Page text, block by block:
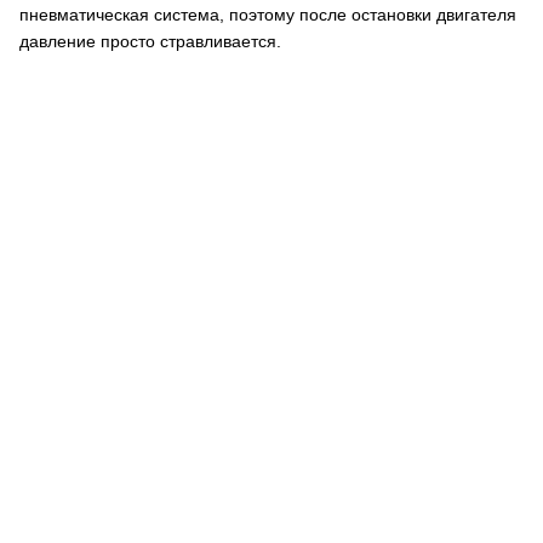
пневматическая система, поэтому после остановки двигателя
давление просто стравливается.